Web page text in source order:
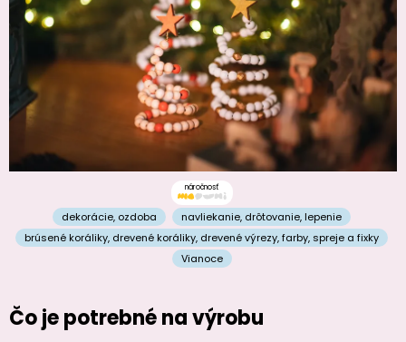
náročnosť
dekorácie, ozdoba navliekanie, drôtovanie, lepenie
brúsené koráliky, drevené koráliky, drevené výrezy,farby, spreje a fixky
Vianoce
Čo je potrebné na výrobu